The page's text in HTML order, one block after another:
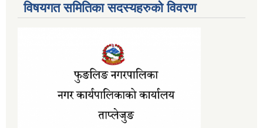
विषयगत समितिका सदस्यहरुको विवरण